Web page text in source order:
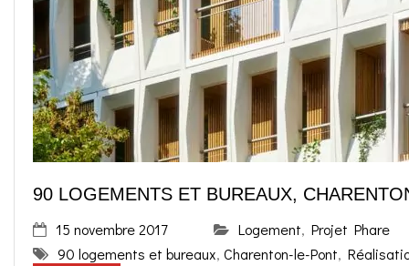
o
k
g
r
a
contact
FR
EN
90 LOGEMENTS ET BUREAUX,
15 novembre 2017 Logement, Projet Phare
90 logements et bureaux, Charenton-le-Pont,